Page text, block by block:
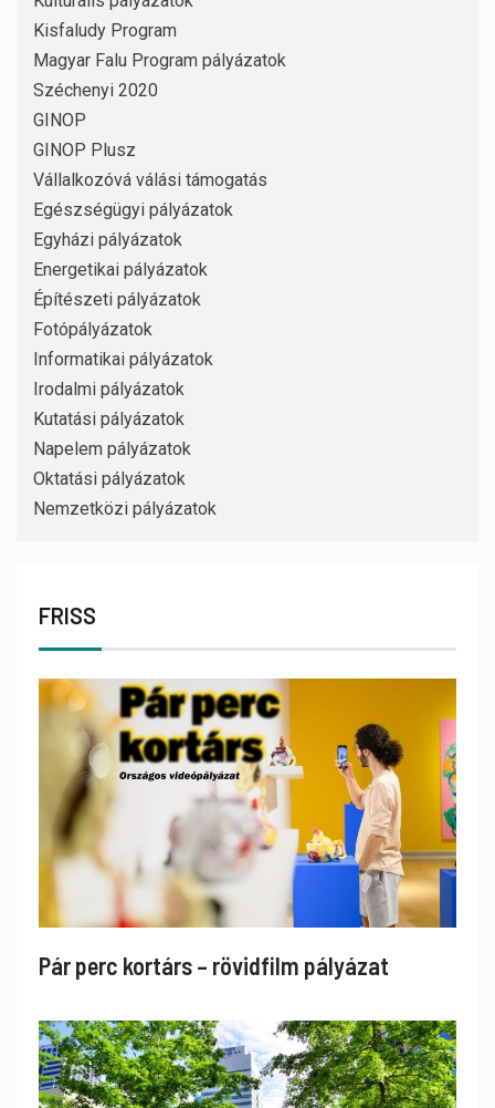
Kisfaludy Program
Magyar Falu Program pályázatok
Széchenyi 2020
GINOP
GINOP Plusz
Vállalkozóvá válási támogatás
Egészségügyi pályázatok
Egyházi pályázatok
Energetikai pályázatok
Építészeti pályázatok
Fotópályázatok
Informatikai pályázatok
Irodalmi pályázatok
Kutatási pályázatok
Napelem pályázatok
Oktatási pályázatok
Nemzetközi pályázatok
FRISS
Pár perc kortárs – rövidfilm pályázat